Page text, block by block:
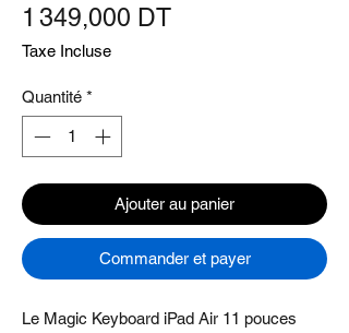
1 349,000 DTPrix
Taxe Incluse
Quantité *
Ajouter au panier
Commander et payer
Le Magic Keyboard iPad Air 11 pouces